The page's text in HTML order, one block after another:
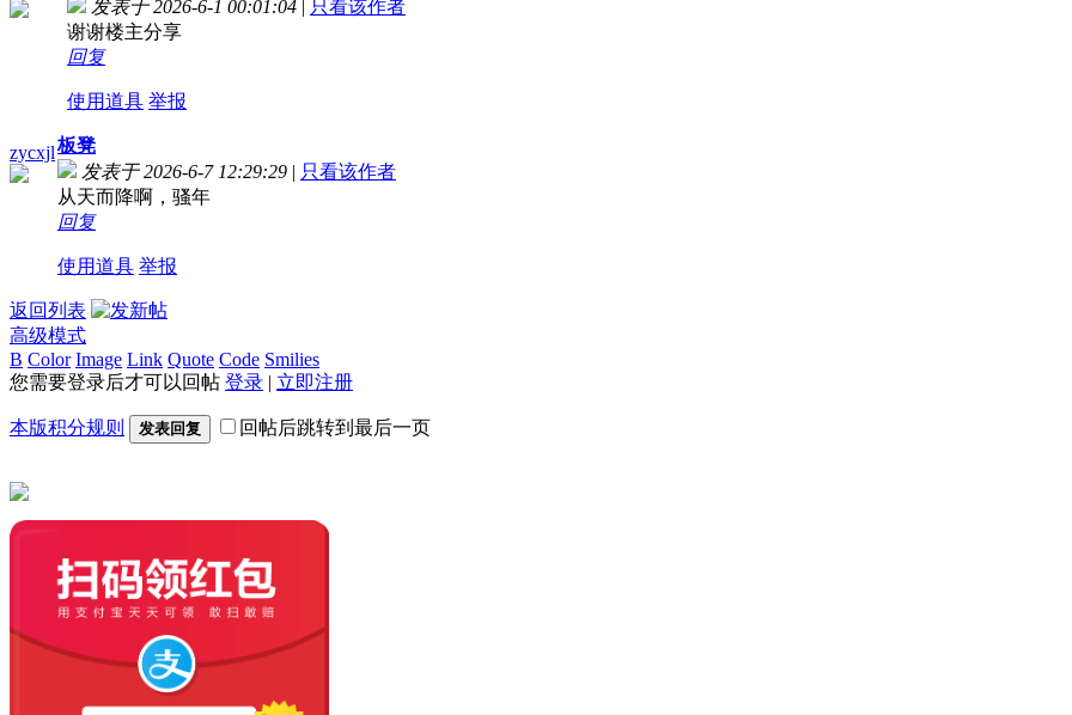
发表于 2026-6-1 00:01:04 | 只看该作者
谢谢楼主分享
回复
使用道具 举报
zycxjl板凳
发表于 2026-6-7 12:29:29 | 只看该作者
从天而降啊，骚年
回复
使用道具 举报
返回列表
高级模式
B Color Image Link Quote Code Smilies
您需要登录后才可以回帖 登录 | 立即注册
本版积分规则 发表回复 回帖后跳转到最后一页